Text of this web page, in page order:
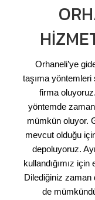
Orhaneli’ye
taşıma
firma
yöntemde
mümkün oluyor.
mevcut olduğu
depoluyoruz.
kullandığımız için
Dilediğiniz zaman
de